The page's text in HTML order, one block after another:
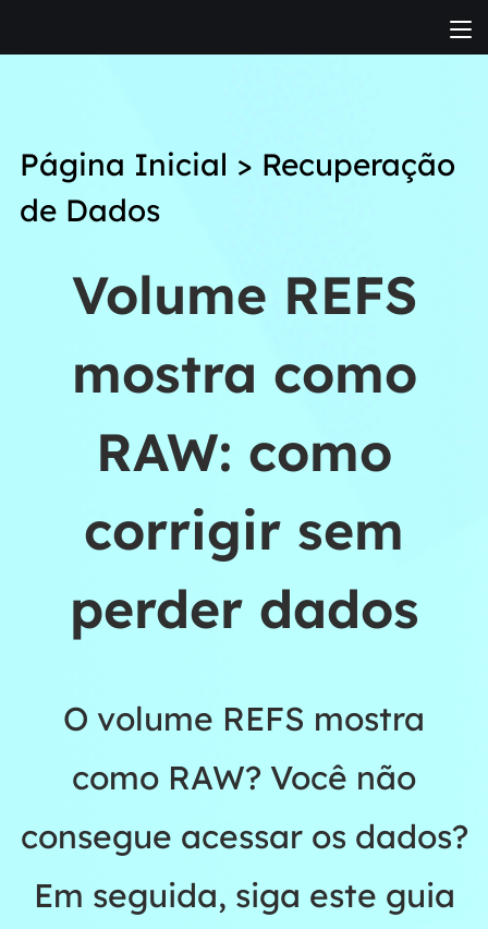
Página Inicial > Recuperação
de Dados
Volume REFS
mostra como
RAW: como
corrigir sem
perder dados
O volume REFS mostra
como RAW? Você não
consegue acessar os dados?
Em seguida, siga este guia